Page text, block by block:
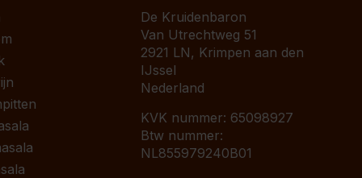
De Kruidenbaron
Van Utrechtweg 51
2921 LN, Krimpen aan den
IJssel
Nederland
KVK nummer: 65098927
Btw nummer:
NL855979240B01